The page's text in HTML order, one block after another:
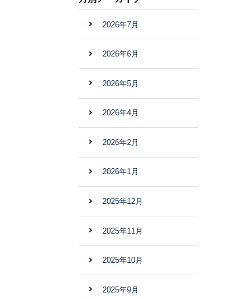
2026年7月
2026年6月
2026年5月
2026年4月
2026年2月
2026年1月
2025年12月
2025年11月
2025年10月
2025年9月